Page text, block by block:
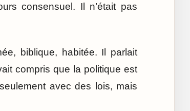
consensuel. Il n’était pas
biblique, habitée. Il parlait
compris que la politique est
avec des lois, mais